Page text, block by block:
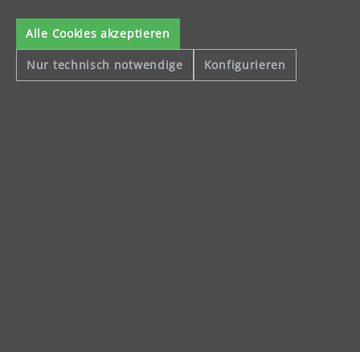
Unternehmen
Alle Cookies akzeptieren
Nur technisch notwendige Konfigurieren